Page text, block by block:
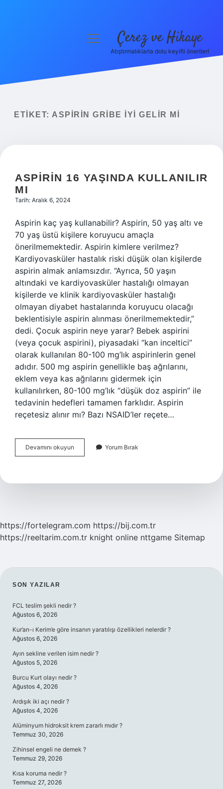
Yasal Uyarı
menüyü Çerez ve Hikaye
Atıştırmalıklarla dolu keyifli öneriler!
ETIKET: ASPIRIN GRIBE IYI GELIR MI
ASPIRIN 16 YAŞINDA KULLANILIR
MI
Tarih: Aralık 6, 2024
Aspirin kaç yaş kullanabilir? Aspirin, 50 yaş altı ve
70 yaş üstü kişilere koruyucu amaçla
önerilmemektedir. Aspirin kimlere verilmez?
Kardiyovasküler hastalık riski düşük olan kişilerde
aspirin almak anlamsızdır. “Ayrıca, 50 yaşın
altındaki ve kardiyovasküler hastalığı olmayan
kişilerde ve klinik kardiyovasküler hastalığı
olmayan diyabet hastalarında koruyucu olacağı
beklentisiyle aspirin alınması önerilmemektedir,”
dedi. Çocuk aspirin neye yarar? Bebek aspirini
(veya çocuk aspirini), piyasadaki “kan inceltici”
olarak kullanılan 80-100 mg’lık aspirinlerin genel
adıdır. 500 mg aspirin genellikle baş ağrılarını,
eklem veya kas ağrılarını gidermek için
kullanılırken, 80-100 mg’lık “düşük doz aspirin” ile
tedavinin hedefleri tamamen farklıdır. Aspirin
reçetesiz alınır mı? Bazı NSAID’ler reçete…
Devamını okuyun
16
Mı
Yorum Bırak
https://fortelegram.com https://bij.com.tr
https://reeltarim.com.tr knight online nttgame Sitemap
SIDEBAR
SON YAZILAR
FCL teslim şekli nedir ?
Ağustos 6, 2026
Kur’an-ı Kerim’e göre insanın yaratılışı özellikleri nelerdir ?
Ağustos 6, 2026
Ayın sekline verilen isim nedir ?
Ağustos 5, 2026
Burcu Kurt olayı nedir ?
Ağustos 4, 2026
Ardışık iki açı nedir ?
Ağustos 4, 2026
Alüminyum hidroksit krem zararlı mıdır ?
Temmuz 30, 2026
Zihinsel engeli ne demek ?
Temmuz 29, 2026
Kısa koruma nedir ?
Temmuz 27, 2026